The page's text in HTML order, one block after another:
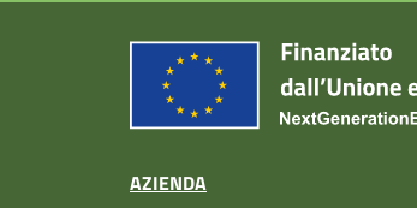
AZIENDA